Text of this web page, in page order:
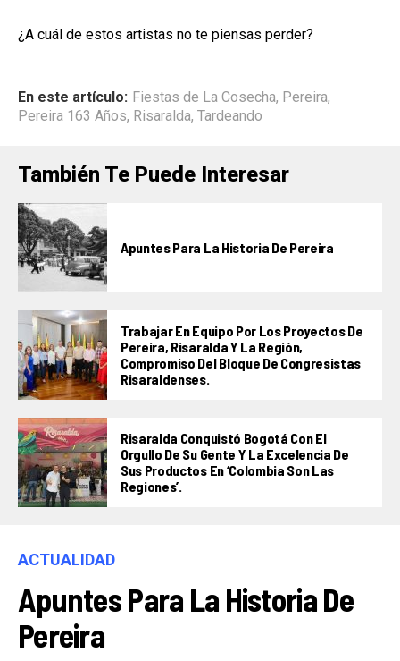
¿A cuál de estos artistas no te piensas perder?
En este artículo: Fiestas de La Cosecha, Pereira,
Pereira 163 Años, Risaralda, Tardeando
También Te Puede Interesar
Apuntes Para La Historia De Pereira
Trabajar En Equipo Por Los Proyectos De
Pereira, Risaralda Y La Región,
Compromiso Del Bloque De Congresistas
Risaraldenses.
Risaralda Conquistó Bogotá Con El
Orgullo De Su Gente Y La Excelencia De
Sus Productos En ‘Colombia Son Las
Regiones’.
ACTUALIDAD
Apuntes Para La Historia De
Pereira